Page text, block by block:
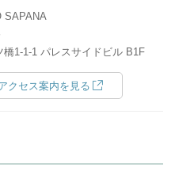
SAPANA
1-1-1 パレスサイドビル B1F
クセス案内を見る